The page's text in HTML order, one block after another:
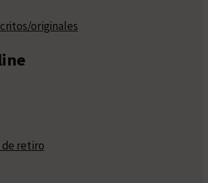
originales
de retiro